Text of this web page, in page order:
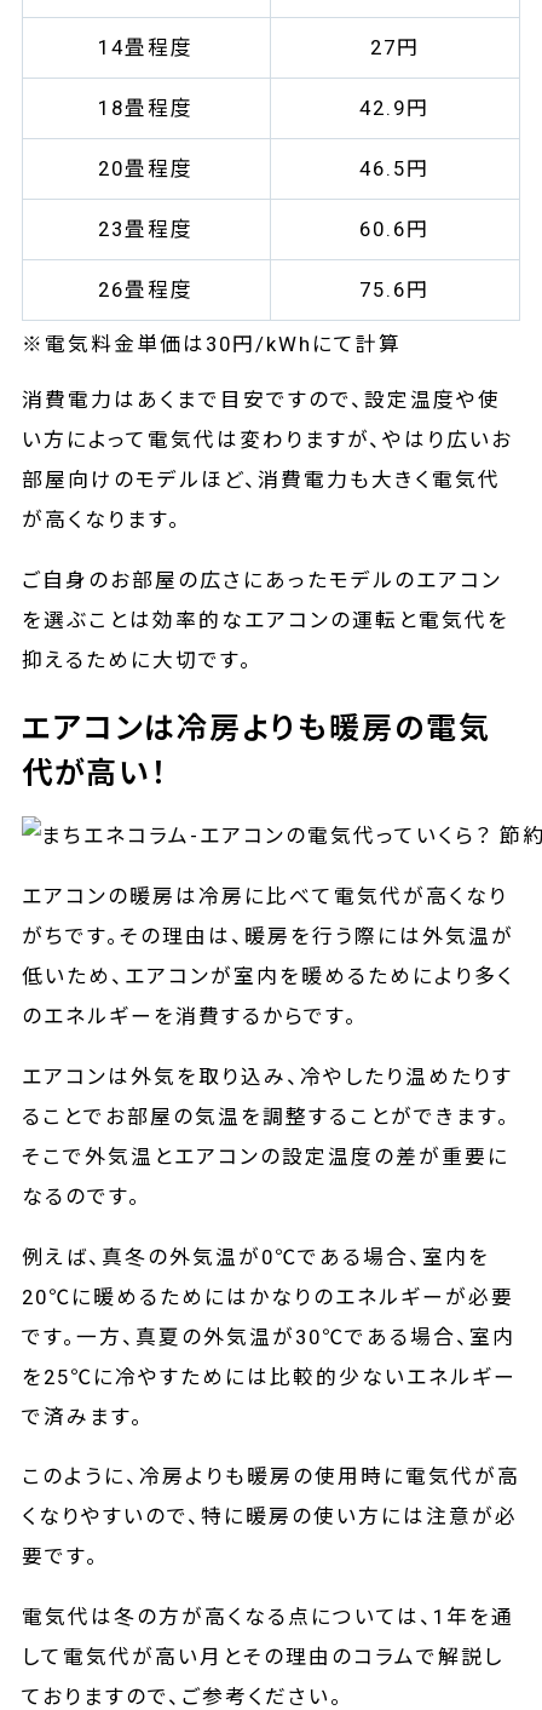
14畳程度 27円
18畳程度 42.9円
20畳程度 46.5円
23畳程度 60.6円
26畳程度 75.6円
※電気料金単価は30円/kWhにて計算
消費電力はあくまで目安ですので、設定温度や使
い方によって電気代は変わりますが、やはり広いお
部屋向けのモデルほど、消費電力も大きく電気代
が高くなります。
ご自身のお部屋の広さにあったモデルのエアコン
を選ぶことは効率的なエアコンの運転と電気代を
抑えるために大切です。
エアコンは冷房よりも暖房の電気
代が高い！
エアコンの暖房は冷房に比べて電気代が高くなり
がちです。その理由は、暖房を行う際には外気温が
低いため、エアコンが室内を暖めるためにより多く
のエネルギーを消費するからです。
エアコンは外気を取り込み、冷やしたり温めたりす
ることでお部屋の気温を調整することができます。
そこで外気温とエアコンの設定温度の差が重要に
なるのです。
例えば、真冬の外気温が0℃である場合、室内を
20℃に暖めるためにはかなりのエネルギーが必要
です。一方、真夏の外気温が30℃である場合、室内
を25℃に冷やすためには比較的少ないエネルギー
で済みます。
このように、冷房よりも暖房の使用時に電気代が高
くなりやすいので、特に暖房の使い方には注意が必
要です。
電気代は冬の方が高くなる点については、 1年を通
して電気代が高い月とその理由のコラムで解説し
ておりますので、ご参考ください。